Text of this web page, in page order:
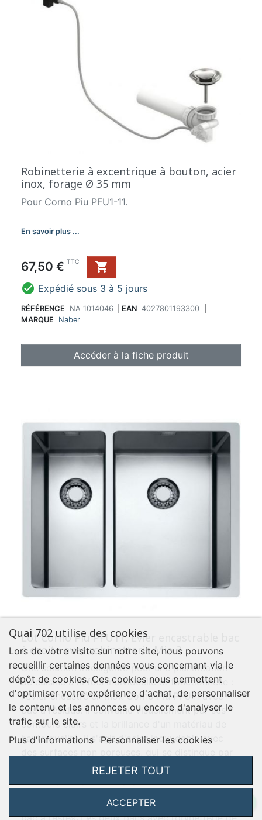
Robinetterie à excentrique à bouton, acier
inox, forage Ø 35 mm
Pour Corno Piu PFU1-11.
En savoir plus ...
Prix
67,50 € TTC

 Expédié sous 3 à 5 jours
RÉFÉRENCE NA 1014046 EAN 4027801193300
MARQUE
Naber
Accéder à la fiche produit
Lot Corno Piu PFU11, Evier encastrable bac
à droite avec robinetterie Mio 3
Une solution intelligente pour une planification
de cuisine à la fois individuelle et fonctionnelle :
l'évier encastré en inox Corno Piu PFU11 avec
bac à résidus. Il convainc visuellement par ses
contours clairs et la brillance d'un matériau de
haute qualité. Il s'agit d'acier inoxydable avec
ses propriétés robustes et durables. Le design
l'évier principal que dans le bac à résidus. Ce
Evier encastrable/à encastrer par le bas. Avec
bac à restes. Les deux bacs avec robinetterie de
Quai 702 utilise des cookies
Lors de votre visite sur notre site, nous pouvons
recueillir certaines données vous concernant via le
dépôt de cookies. Ces cookies nous permettent
d'optimiser votre expérience d'achat, de personnaliser
le contenu et les annonces ou encore d'analyser le
trafic sur le site.
Plus d'informations
Personnaliser les cookies
REJETER TOUT
ACCEPTER